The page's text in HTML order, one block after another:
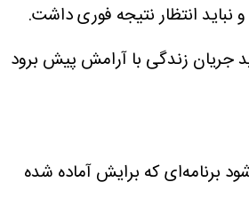
انتظار نتیجه فوری داشت.
جریان زندگی با آرامش پیش برود
برنامه‌ای که برایش آماده شده